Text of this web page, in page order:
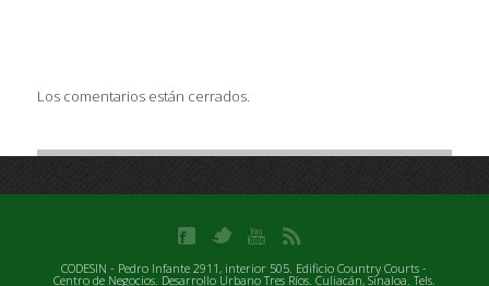
Los comentarios están cerrados.
CODESIN - Pedro Infante 2911, interior 505. Edificio Country Courts -
Centro de Negocios. Desarrollo Urbano Tres Ríos. Culiacán, Sinaloa. Tels.